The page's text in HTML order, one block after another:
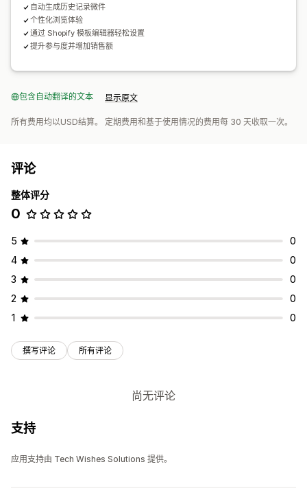
自动生成历史记录微件
个性化浏览体验
通过 Shopify 模板编辑器轻松设置
提升参与度并增加销售额
包含自动翻译的文本 显示原文
所有费用均以USD结算。 定期费用和基于使用情况的费用每 30 天收取一次。
评论
整体评分
0
5
0
4
0
3
0
2
0
1
0
撰写评论 所有评论
尚无评论
支持
应用支持由 Tech Wishes Solutions 提供。